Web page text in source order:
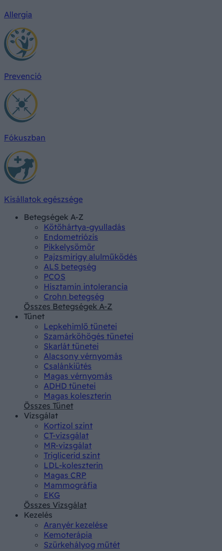
Allergia
Prevenció
Fókuszban
Kisállatok egészsége
Betegségek A-Z
Kötőhártya-gyulladás
Endometriózis
Pikkelysömör
Pajzsmirigy alulműködés
ALS betegség
PCOS
Hisztamin intolerancia
Crohn betegség
Összes Betegségek A-Z
Tünet
Lepkehimlő tünetei
Szamárköhögés tünetei
Skarlát tünetei
Alacsony vérnyomás
Csalánkiütés
Magas vérnyomás
ADHD tünetei
Magas koleszterin
Összes Tünet
Vizsgálat
Kortizol szint
CT-vizsgálat
MR-vizsgálat
Triglicerid szint
LDL-koleszterin
Magas CRP
Mammográfia
EKG
Összes Vizsgálat
Kezelés
Aranyér kezelése
Kemoterápia
Szürkehályog műtét